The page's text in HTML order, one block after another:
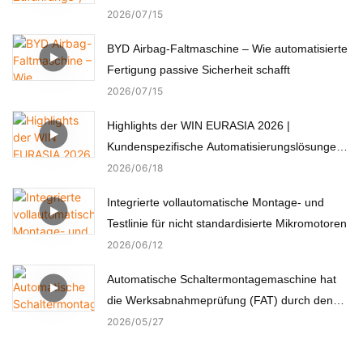
2026 07 15
BYD Airbag-Faltmaschine – Wie automatisierte
Fertigung passive Sicherheit schafft
2026 07 15
Highlights der WIN EURASIA 2026 |
Kundenspezifische Automatisierungslösungen
für Elektronik, Automobil, Medizin und Motoren
2026 06 18
Integrierte vollautomatische Montage- und
Testlinie für nicht standardisierte Mikromotoren
2026 06 12
Automatische Schaltermontagemaschine hat
die Werksabnahmeprüfung (FAT) durch den
türkischen Kunden erfolgreich bestanden.
2026 05 27